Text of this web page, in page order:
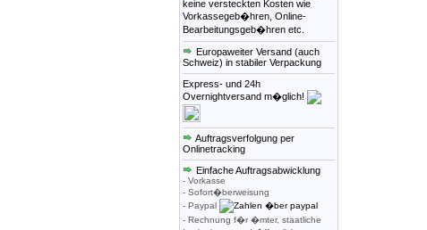
keine versteckten Kosten wie
Vorkassegeb�hren, Online-
Bearbeitungsgeb�hren etc.
Europaweiter Versand (auch
Schweiz) in stabiler Verpackung
Express- und 24h
Overnightversand m�glich!
Auftragsverfolgung per
Onlinetracking
Einfache Auftragsabwicklung
- Vorkasse
- Sofort�berweisung
- Paypal
- Rechnung f�r �mter, staatliche